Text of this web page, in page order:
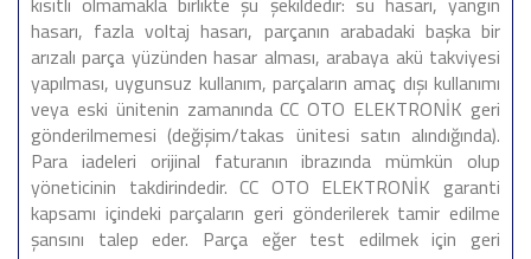
hasarı, fazla voltaj hasarı, parçanın arabadaki başka bir
arızalı parça yüzünden hasar alması, arabaya akü takviyesi
yapılması, uygunsuz kullanım, parçaların amaç dışı kullanımı
veya eski ünitenin zamanında CC OTO ELEKTRONİK geri
gönderilmemesi (değişim/takas ünitesi satın alındığında).
Para iadeleri orijinal faturanın ibrazında mümkün olup
yöneticinin takdirindedir. CC OTO ELEKTRONİK garanti
kapsamı içindeki parçaların geri gönderilerek tamir edilme
şansını talep eder. Parça eğer test edilmek için geri